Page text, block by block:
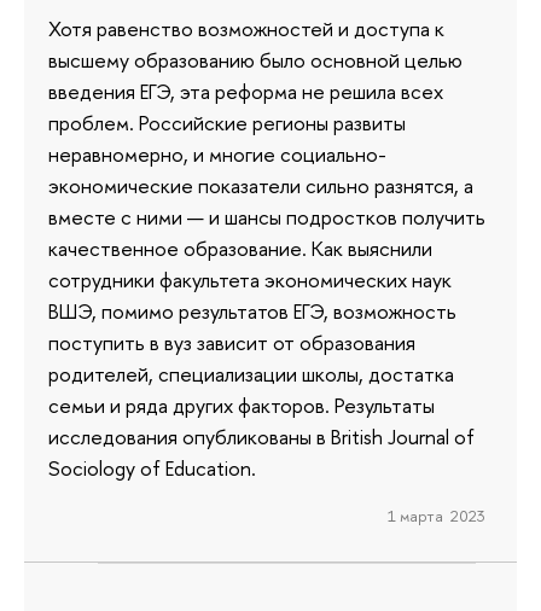
Хотя равенство возможностей и доступа к
высшему образованию было основной целью
введения ЕГЭ, эта реформа не решила всех
проблем. Российские регионы развиты
неравномерно, и многие социально-
экономические показатели сильно разнятся, а
вместе с ними — и шансы подростков получить
качественное образование. Как выяснили
сотрудники факультета экономических наук
ВШЭ, помимо результатов ЕГЭ, возможность
поступить в вуз зависит от образования
родителей, специализации школы, достатка
семьи и ряда других факторов. Результаты
исследования опубликованы в British Journal of
Sociology of Education.
1 марта 2023